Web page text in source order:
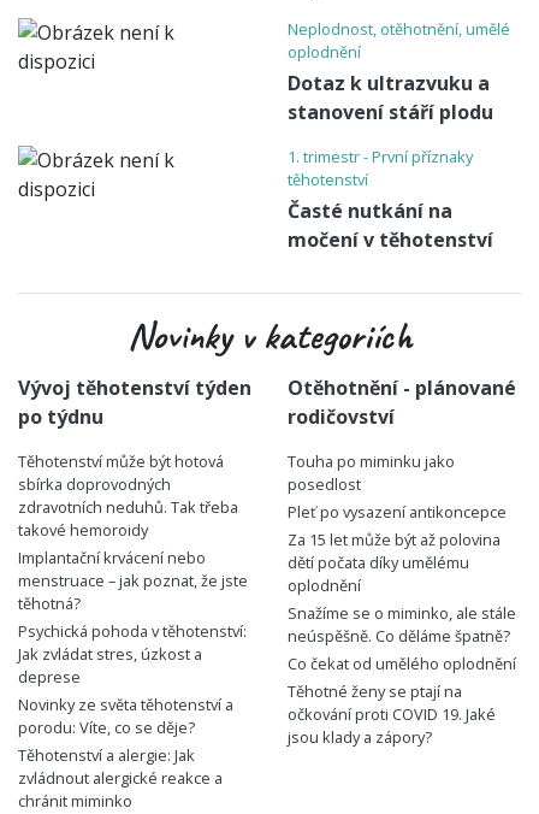
Neplodnost, otěhotnění, umělé
oplodnění
Dotaz k ultrazvuku a
stanovení stáří plodu
1. trimestr - První příznaky
těhotenství
Časté nutkání na
močení v těhotenství
Novinky v kategoriích
Vývoj těhotenství týden
po týdnu
Těhotenství může být hotová
sbírka doprovodných
zdravotních neduhů. Tak třeba
takové hemoroidy
Implantační krvácení nebo
menstruace – jak poznat, že jste
těhotná?
Psychická pohoda v těhotenství:
Jak zvládat stres, úzkost a
deprese
Novinky ze světa těhotenství a
porodu: Víte, co se děje?
Těhotenství a alergie: Jak
zvládnout alergické reakce a
chránit miminko
Otěhotnění - plánované
rodičovství
Touha po miminku jako
posedlost
Pleť po vysazení antikoncepce
Za 15 let může být až polovina
dětí počata díky umělému
oplodnění
Snažíme se o miminko, ale stále
neúspěšně. Co děláme špatně?
Co čekat od umělého oplodnění
Těhotné ženy se ptají na
očkování proti COVID 19. Jaké
jsou klady a zápory?